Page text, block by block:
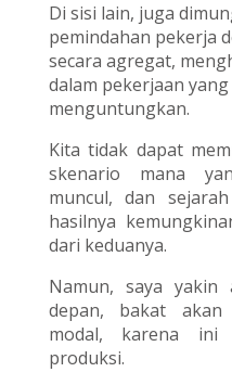
Di sisi lain, juga
pemindahan pekerja
secara agregat,
dalam pekerjaan
menguntungkan.
Kita tidak dapat
skenario mana
muncul, dan
hasilnya
dari keduanya.
Namun, saya
depan, bakat
modal, karena
produksi.